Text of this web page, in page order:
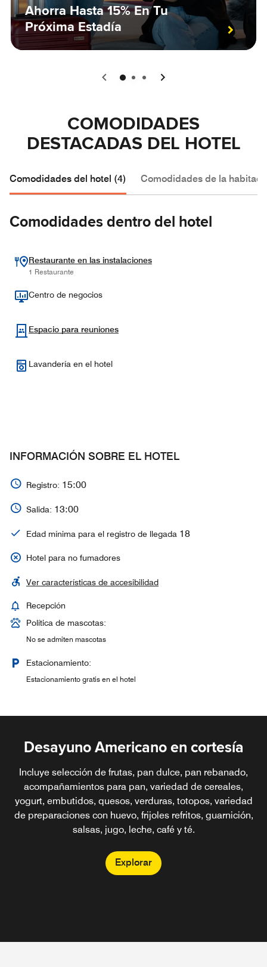
Ahorra Hasta 15% En Tu
Próxima Estadía
0 1 2
COMODIDADES
DESTACADAS DEL HOTEL
Comodidades del hotel (4) Comodidades de la
Comodidades dentro del hotel
Restaurante en las instalaciones
1 Restaurante
Centro de negocios
Espacio para reuniones
Lavandería en el hotel
INFORMACIÓN SOBRE EL HOTEL
Registro: 15:00
Salida: 13:00
Edad mínima para el registro de llegada 18
Hotel para no fumadores
Ver características de accesibilidad
Recepción
Política de mascotas:
No se admiten mascotas
Estacionamiento:
Estacionamiento gratis en el hotel
Desayuno Americano en cortesía
Incluye selección de frutas, pan dulce, pan rebanado,
acompañamientos para pan, variedad de cereales,
yogurt, embutidos, quesos, verduras, totopos, variedad
de preparaciones con huevo, frijoles refritos, guarnición,
salsas, jugo, leche, café y té.
Explorar